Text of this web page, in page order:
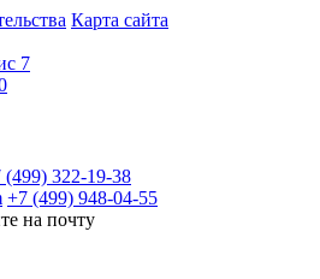
Карта сайта
7
(499) 322-19-38
+7 (499) 948-04-55
на почту